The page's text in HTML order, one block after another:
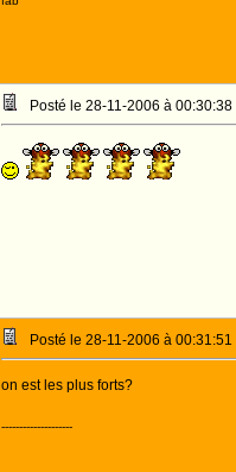
Posté le 28-11-2006 à 00:30:38
Posté le 28-11-2006 à 00:31:51
on est les plus forts?
--------------------